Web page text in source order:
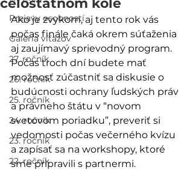
Prejavy osobností
Galéria víťazov
27. ročník
26. ročník
25. ročník
24. ročník
23. ročník
22. ročník
celoštátnom kole
Ako je zvykom, aj tento rok vás
počas finále čaká okrem súťaženia
aj zaujímavý sprievodný program.
Počas troch dní budete mať
možnosť zúčastniť sa diskusie o
budúcnosti ochrany ľudských práv
a právneho štátu v “novom
svetovom poriadku”, preveriť si
vedomosti počas večerného kvízu
a zapísať sa na workshopy, ktoré
sme pripravili s partnermi.